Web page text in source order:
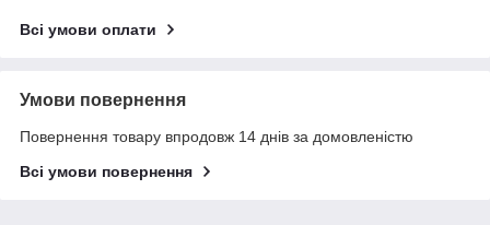
Всі умови оплати
Умови повернення
Повернення товару впродовж 14 днів за домовленістю
Всі умови повернення